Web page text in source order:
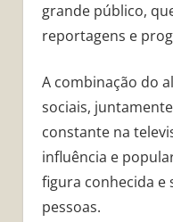
grande público,
reportagens e
A combinação do
sociais,
constante na
influência e
figura conhecida e
pessoas.